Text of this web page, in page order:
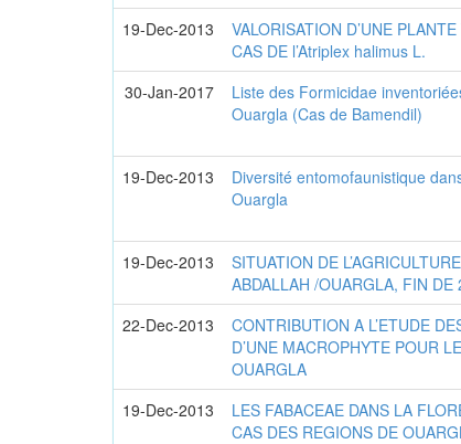
19-Dec-2013
VALORISATION D’UNE
CAS DE l’Atriplex halimus L.
30-Jan-2017
Liste des Formicidae
Ouargla (Cas de Bamendil)
19-Dec-2013
Diversité entomofaunistique
Ouargla
19-Dec-2013
SITUATION DE
ABDALLAH /OUARGLA, FIN DE
22-Dec-2013
CONTRIBUTION A L’ETUDE
D’UNE MACROPHYTE POUR
OUARGLA
19-Dec-2013
LES FABACEAE DANS LA
CAS DES REGIONS DE